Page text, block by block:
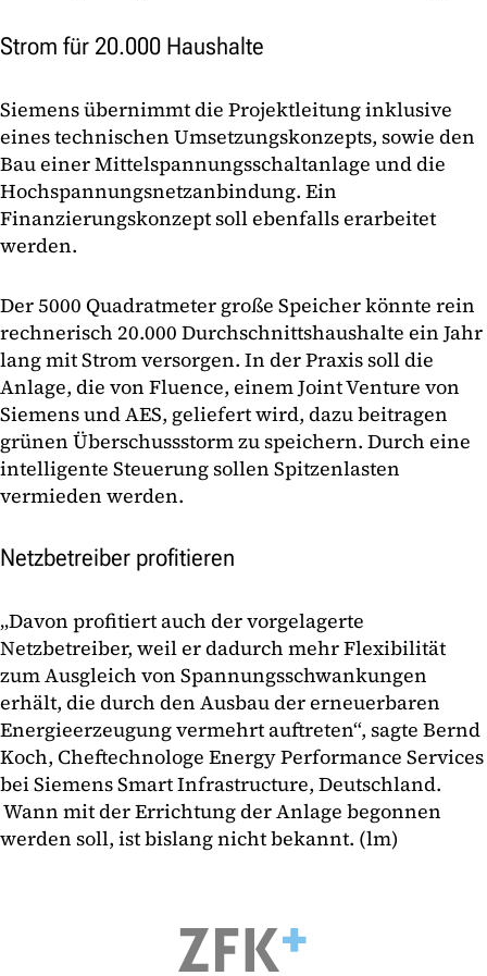
Strom für 20.000 Haushalte
Siemens übernimmt die Projektleitung inklusive
eines technischen Umsetzungskonzepts, sowie den
Bau einer Mittelspannungsschaltanlage und die
Hochspannungsnetzanbindung. Ein
Finanzierungskonzept soll ebenfalls erarbeitet
werden.
Der 5000 Quadratmeter große Speicher könnte rein
rechnerisch 20.000 Durchschnittshaushalte ein Jahr
lang mit Strom versorgen. In der Praxis soll die
Anlage, die von Fluence, einem Joint Venture von
Siemens und AES, geliefert wird, dazu beitragen
grünen Überschussstorm zu speichern. Durch eine
intelligente Steuerung sollen Spitzenlasten
vermieden werden.
Netzbetreiber profitieren
„Davon profitiert auch der vorgelagerte
Netzbetreiber, weil er dadurch mehr Flexibilität
zum Ausgleich von Spannungsschwankungen
erhält, die durch den Ausbau der erneuerbaren
Energieerzeugung vermehrt auftreten“, sagte Bernd
Koch, Cheftechnologe Energy Performance Services
bei Siemens Smart Infrastructure, Deutschland.
Wann mit der Errichtung der Anlage begonnen
werden soll, ist bislang nicht bekannt. (lm)